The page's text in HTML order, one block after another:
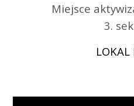
Miejsce
3.